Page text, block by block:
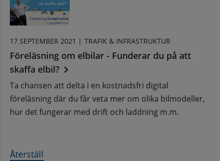
17 SEPTEMBER 2021 | TRAFIK & INFRASTRUKTUR
Föreläsning om elbilar - Funderar du på att
skaffa elbil?
Ta chansen att delta i en kostnadsfri digital
föreläsning där du får veta mer om olika bilmodeller,
hur det fungerar med drift och laddning m.m.
Återställ